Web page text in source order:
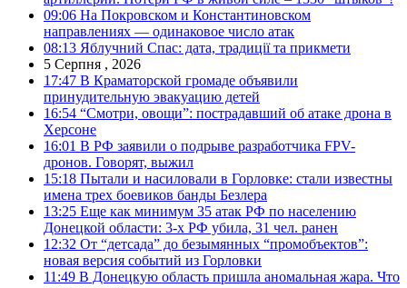
09:06 На Покровском и Константиновском
направлениях — одинаковое число атак
08:13 Яблучний Спас: дата, традиції та прикмети
5 Серпня , 2026
17:47 В Краматорской громаде объявили
принудительную эвакуацию детей
16:54 “Смотри, овощи”: пострадавший об атаке дрона в
Херсоне
16:01 В РФ заявили о подрыве разработчика FPV-
дронов. Говорят, выжил
15:18 Пытали и насиловали в Горловке: стали известны
имена трех боевиков банды Безлера
13:25 Еще как минимум 35 атак РФ по населению
Донецкой области: 3-х РФ убила, 31 чел. ранен
12:32 От “детсада” до безымянных “промобъектов”:
новая версия событий из Горловки
11:49 В Донецкую область пришла аномальная жара. Что